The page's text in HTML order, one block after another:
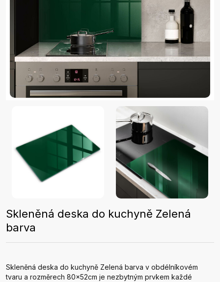
Skleněná deska do kuchyně Zelená
barva
Skleněná deska do kuchyně Zelená barva v obdélníkovém
tvaru a rozměrech 80x52cm je nezbytným prvkem každé